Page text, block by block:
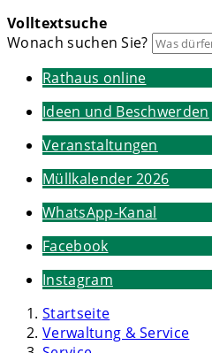
Volltextsuche
Wonach suchen Sie?
Rathaus online
Ideen und Beschwerden
Veranstaltungen
Müllkalender 2026
WhatsApp-Kanal
Facebook
Instagram
Startseite
Verwaltung & Service